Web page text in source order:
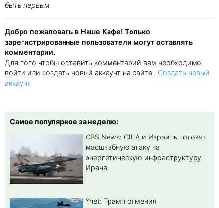
быть первым
Добро пожаловать в Наше Кафе! Только
зарегистрированные пользователи могут оставлять
комментарии.
Для того чтобы оставить комментарий вам необходимо
войти или создать новый аккаунт на сайте.. Создать новый
аккаунт
Самое популярное за неделю:
CBS News: США и Израиль готовят
масштабную атаку на
энергетическую инфраструктуру
Ирана
Ynet: Трамп отменил